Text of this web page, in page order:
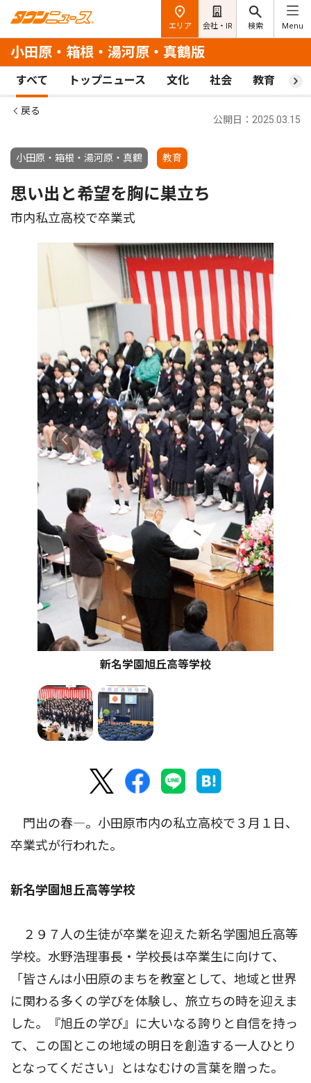
エリア 会社・IR 検索 Menu
小田原・箱根・湯河原・真鶴版
すべて トップニュース 文化 社会 教育 ス
戻る
小田原・箱根・湯河原・真鶴 教育
公開日：2025.03.15
思い出と希望を胸に巣立ち
市内私立高校で卒業式
新名学園旭丘高等学校
門出の春―。小田原市内の私立高校で３月１日、
卒業式が行われた。
新名学園旭丘高等学校
２９７人の生徒が卒業を迎えた新名学園旭丘高等
学校。水野浩理事長・学校長は卒業生に向けて、
「皆さんは小田原のまちを教室として、地域と世界
に関わる多くの学びを体験し、旅立ちの時を迎えま
した。『旭丘の学び』に大いなる誇りと自信を持っ
て、この国とこの地域の明日を創造する一人ひとり
となってください」とはなむけの言葉を贈った。